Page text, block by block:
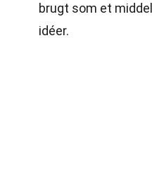
brugt som et
idéer.